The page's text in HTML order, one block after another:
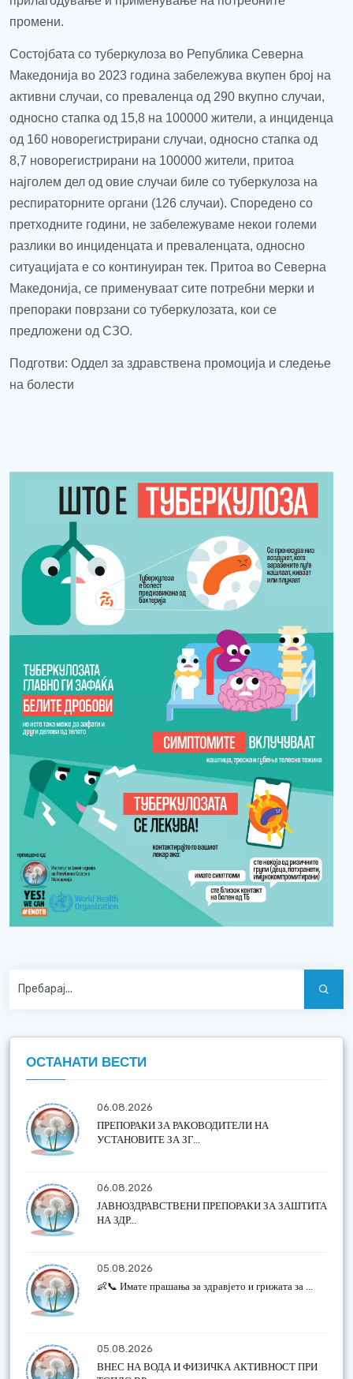
промени.
Состојбата со туберкулоза во Република Северна
Македонија во 2023 година забележува вкупен број на
активни случаи, со преваленца од 290 вкупно случаи,
односно стапка од 15,8 на 100000 жители, а инциденца
од 160 новорегистрирани случаи, односно стапка од
8,7 новорегистрирани на 100000 жители, притоа
најголем дел од овие случаи биле со туберкулоза на
респираторните органи (126 случаи). Споредено со
претходните години, не забележуваме некои големи
разлики во инциденцата и преваленцата, односно
ситуацијата е со континуиран тек. Притоа во Северна
Македонија, се применуваат сите потребни мерки и
препораки поврзани со туберкулозата, кои се
предложени од СЗО.
Подготви: Оддел за здравствена промоција и следење
на болести
ОСТАНАТИ ВЕСТИ
06.08.2026
ПРЕПОРАКИ ЗА РАКОВОДИТЕЛИ НА
УСТАНОВИТЕ ЗА ЗГ...
06.08.2026
ЈАВНОЗДРАВСТВЕНИ ПРЕПОРАКИ ЗА ЗАШТИТА
НА ЗДР...
05.08.2026
👶📞 Имате прашања за здравјето и грижата за ...
05.08.2026
ВНЕС НА ВОДА И ФИЗИЧКА АКТИВНОСТ ПРИ